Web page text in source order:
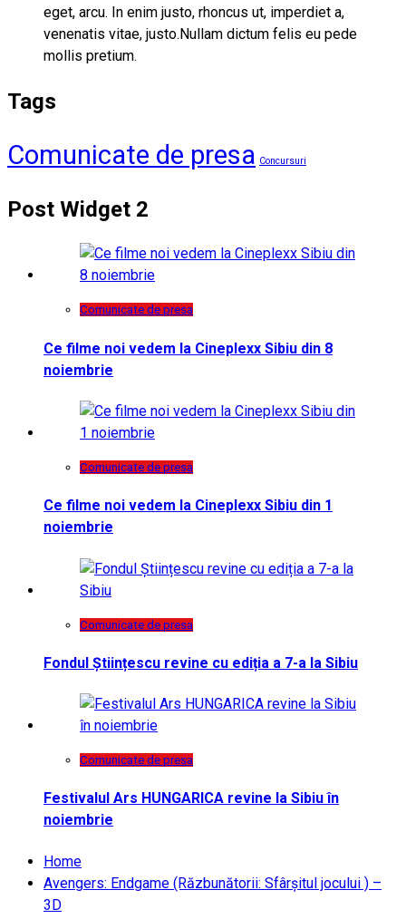
eget, arcu. In enim justo, rhoncus ut, imperdiet a,
venenatis vitae, justo.Nullam dictum felis eu pede
mollis pretium.
Tags
Comunicate de presa Concursuri
Post Widget 2
Comunicate de presa
Ce filme noi vedem la Cineplexx Sibiu din 8
noiembrie
Comunicate de presa
Ce filme noi vedem la Cineplexx Sibiu din 1
noiembrie
Comunicate de presa
Fondul Științescu revine cu ediția a 7-a la Sibiu
Comunicate de presa
Festivalul Ars HUNGARICA revine la Sibiu în
noiembrie
Home
Avengers: Endgame (Răzbunătorii: Sfârşitul jocului ) –
3D